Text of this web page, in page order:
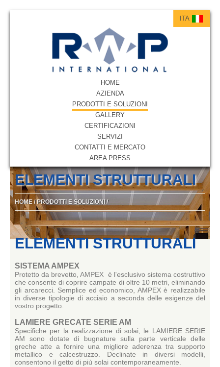
ITA
HOME
AZIENDA
PRODOTTI E SOLUZIONI
GALLERY
CERTIFICAZIONI
SERVIZI
CONTATTI E MERCATO
AREA PRESS
ELEMENTI STRUTTURALI
HOME/ PRODOTTI E SOLUZIONI/
ELEMENTI STRUTTURALI
SISTEMA AMPEX
Protetto da brevetto, AMPEX è l'esclusivo sistema costruttivo
che consente di coprire campate di oltre 10 metri, eliminando
gli arcarecci. Semplice ed economico, AMPEX è realizzabile
in diverse tipologie di acciaio a seconda delle esigenze del
vostro progetto.
LAMIERE GRECATE SERIE AM
Specifiche per la realizzazione di solai, le LAMIERE SERIE
AM sono dotate di bugnature sulla parte verticale delle
greche atte a fornire una migliore aderenza tra supporto
metallico e calcestruzzo. Declinate in diversi modelli,
consentono il getto di più solai contemporaneamente.